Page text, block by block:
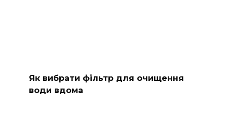
Як вибрати фільтр для очищення
води вдома